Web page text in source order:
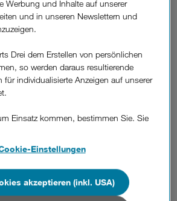
in den abgesicherten
Varianten, mit Windows 11 in den
zu gelangen.
Taste und das „I“ auf Ihrer
„Einstellungen“ aus.
Werbung und Inhalte auf unserer
und in unseren Newslettern und
Drei dem Erstellen von persönlichen
so werden daraus resultierende
für individualisierte Anzeigen auf unserer
Einsatz kommen, bestimmen Sie. Sie
zustimmen, werden auch Cookies
die Ihre Daten in Ländern
Einstellungen
akzeptieren (inkl. USA)